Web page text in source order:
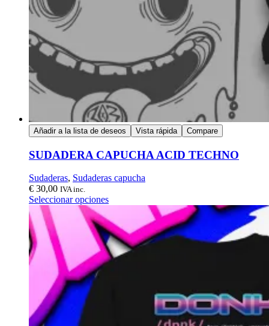
Añadir a la lista de deseos Vista rápida Compare
SUDADERA CAPUCHA ACID TECHNO
Sudaderas, Sudaderas capucha
€ 30,00 IVA inc.
Seleccionar opciones